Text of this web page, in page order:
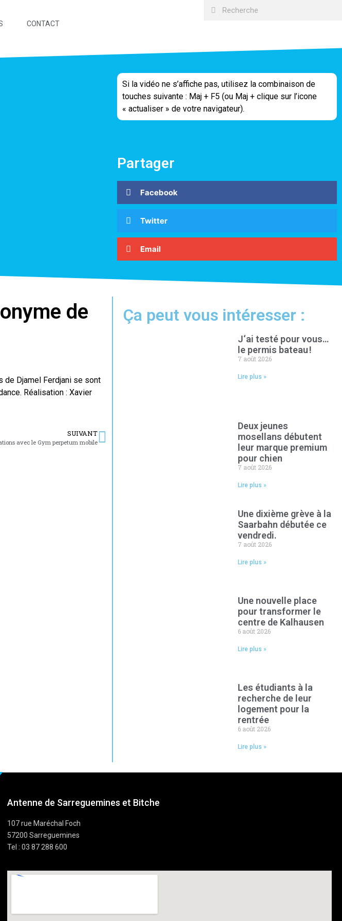
CONTACT
Si la vidéo ne s’affiche pas, utilisez la combinaison de
touches suivante : Maj + F5 (ou Maj + clique sur l’icone
« actualiser » de votre navigateur).
Partager
Facebook
Twitter
Email
de
de Djamel Ferdjani se sont
Réalisation : Xavier
SUIVANT
avec le Gym perpetum mobile
Ça peut vous intéresser :
J‘ai testé pour vous…
le permis bateau !
7 août 2026
Lire plus »
Deux jeunes
mosellans débutent
leur marque premium
pour chien
7 août 2026
Lire plus »
Une dixième grève à la
Saarbahn débutée ce
vendredi.
7 août 2026
Lire plus »
Une nouvelle place
pour transformer le
centre de Kalhausen
6 août 2026
Lire plus »
Les étudiants à la
recherche de leur
logement pour la
rentrée
6 août 2026
Lire plus »
Antenne de Sarreguemines et Bitche
107 rue Maréchal Foch
57200 Sarreguemines
Tel : 03 87 288 600